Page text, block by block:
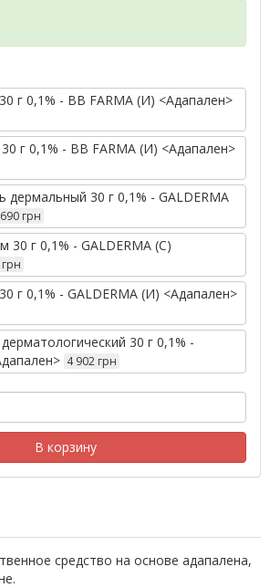
г 0,1% - BB FARMA (И) <Адапален>
г 0,1% - BB FARMA (И) <Адапален>
дермальный 30 г 0,1% - GALDERMA
грн
г 0,1% - GALDERMA (С)
г 0,1% - GALDERMA (И) <Адапален>
30 г 0,1% -
4 902 грн
В корзину
средство на основе адапалена,